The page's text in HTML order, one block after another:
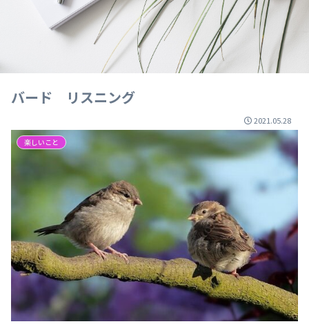
バード リスニング
2021.05.28
楽しいこと